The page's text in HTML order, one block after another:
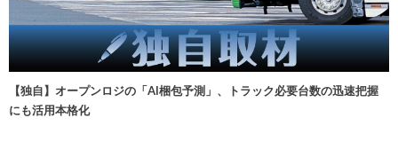
【独自】オープンロジの「AI梱包予測」、トラック必要台数の迅速把握
にも活用本格化